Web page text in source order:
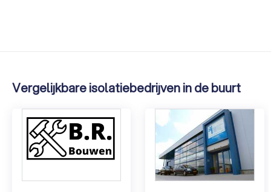
Vergelijkbare isolatiebedrijven in de buurt